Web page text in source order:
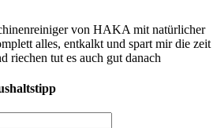
von HAKA mit natürlicher
alles, entkalkt und spart mir die zeit
riechen tut es auch gut danach